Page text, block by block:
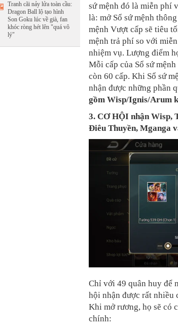
Tranh cãi nảy lửa toàn cầu:
Dragon Ball lộ tạo hình
Son Goku lúc về già, fan
khóc ròng hét lên "quá vô
lý"
sứ mệnh đó là miễn phí
là: mở Sổ sứ mệnh
mệnh Vượt cấp sẽ tiêu
mệnh trả phí so với
nhiệm vụ. Lượng điểm
Mỗi cấp của Sổ sứ
còn 60 cấp. Khi Sổ sứ
nhận được những phần
gồm Wisp/Ignis/Arum
3. CƠ HỘI nhậnWisp,
Điêu Thuyền, Mganga
Chỉ với 49 quân huy để
hội nhận được rất nhiều
Khi mở rương, họ sẽ có
chính: